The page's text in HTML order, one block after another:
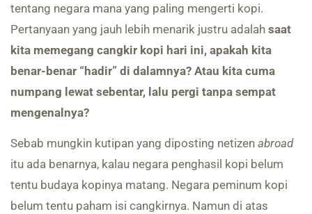
tentang negara mana yang paling mengerti kopi.
Pertanyaan yang jauh lebih menarik justru adalah saat
kita memegang cangkir kopi hari ini, apakah kita
benar-benar “hadir” di dalamnya? Atau kita cuma
numpang lewat sebentar, lalu pergi tanpa sempat
mengenalnya?
Sebab mungkin kutipan yang diposting netizen abroad
itu ada benarnya, kalau negara penghasil kopi belum
tentu budaya kopinya matang. Negara peminum kopi
belum tentu paham isi cangkirnya. Namun di atas